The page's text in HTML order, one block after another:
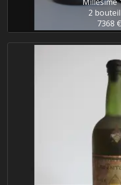
2
7368 €